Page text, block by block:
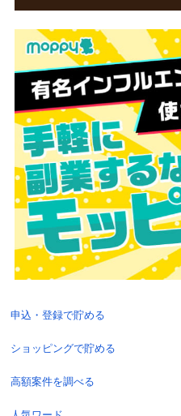
申込・登録で貯める
ショッピングで貯める
高額案件を調べる